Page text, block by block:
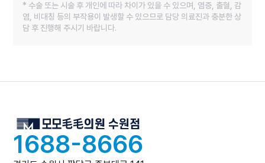
* 수술 또는 시술 후 개인에 따라 차이가 있을 수 있으며, 염증, 출혈, 감
염, 비대칭 등의 부작용이 발생할 수 있으므로 담당 의료진과 충분한 상
담 후 진행해 주시기 바랍니다.
1688-8666